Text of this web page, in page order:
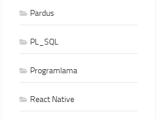
Pardus
PL_SQL
Programlama
React Native